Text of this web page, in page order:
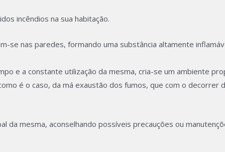
incêndios na sua habitação.
se nas paredes, formando uma substância altamente
e a constante utilização da mesma, cria-se um ambiente
é o caso, da má exaustão dos fumos, que com o decorrer
mesma, aconselhando possíveis precauções ou